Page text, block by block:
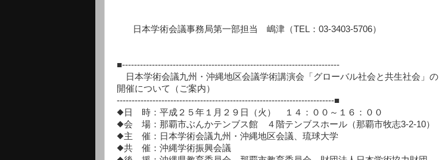
日本学術会議事務局第一部担当 嶋津（TEL：03-3403-5706）
■-------------------------------------------------------------------------
日本学術会議九州・沖縄地区会議学術講演会「グローバル社会と共生社会」の
開催について（ご案内）
-------------------------------------------------------------------------■
◆日 時：平成２５年１月２９日（火） １４：００～１６：００
◆会 場：那覇市ぶんかテンブス館 ４階テンブスホール（那覇市牧志3-2-10）
◆主 催：日本学術会議九州・沖縄地区会議、琉球大学
◆共 催：沖縄学術振興会議